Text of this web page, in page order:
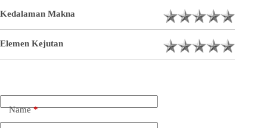
Kedalaman Makna
Elemen Kejutan
Name*